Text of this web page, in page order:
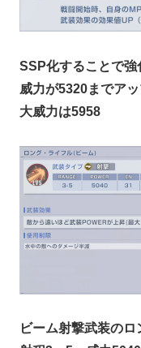
SSP化することで強
威力が5320までア
大威力は5958
ビーム射撃武装のロ